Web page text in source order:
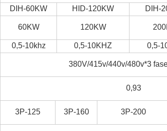
DIH-60KW HID-120KW DIH-
60KW 120KW
0,5-10khz 0,5-10KHZ 0,5-
380V/415v/440v/480v*3
0,93
3P-125 3P-160 3P-200